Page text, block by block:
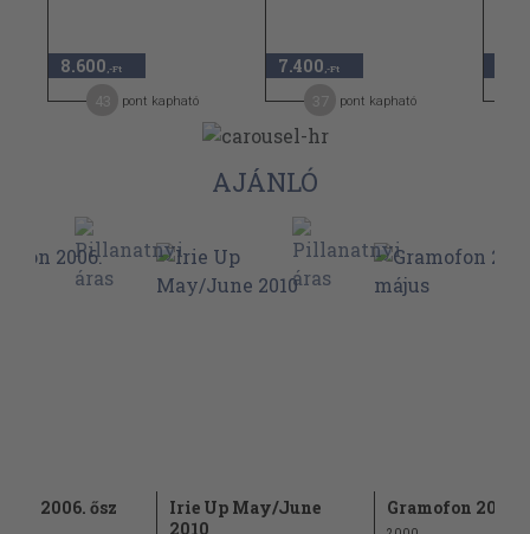
8.600 ,-Ft
pont kapható
7.400 ,-Ft
pont kapható
AJÁNLÓ
2006. ősz
Irie Up May/June
2010
Gramofon 2000.